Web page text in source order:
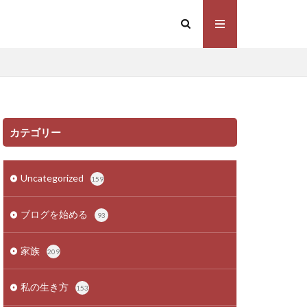
カテゴリー
Uncategorized 159
ブログを始める 93
家族 209
私の生き方 153